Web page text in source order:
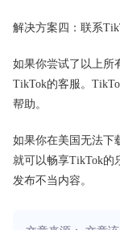
解决方案四：联系
如果你尝试了以上所
TikTok的客服。
帮助。
如果你在美国无法下
就可以畅享TikTok的
发布不当内容。